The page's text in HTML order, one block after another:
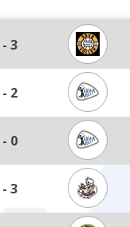
- 3
- 2
- 0
- 3